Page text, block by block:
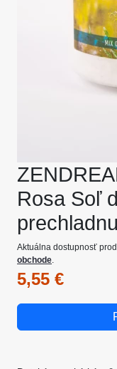
Rosa Soľ
Aktuálna dostupnosť
obchode.
5,55 €